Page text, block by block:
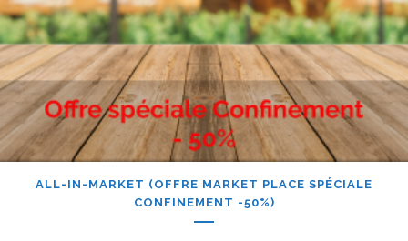
ALL-IN-MARKET (OFFRE MARKET PLACE SPÉCIALE
CONFINEMENT -50%)